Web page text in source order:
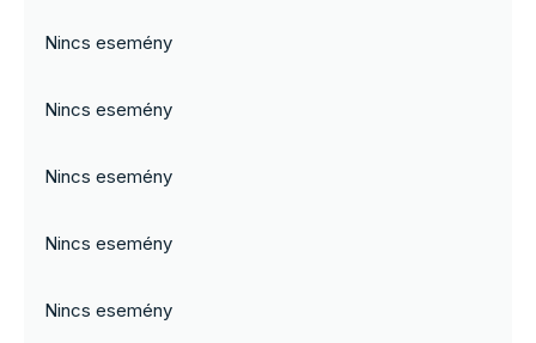
Nincs esemény
Nincs esemény
Nincs esemény
Nincs esemény
Nincs esemény